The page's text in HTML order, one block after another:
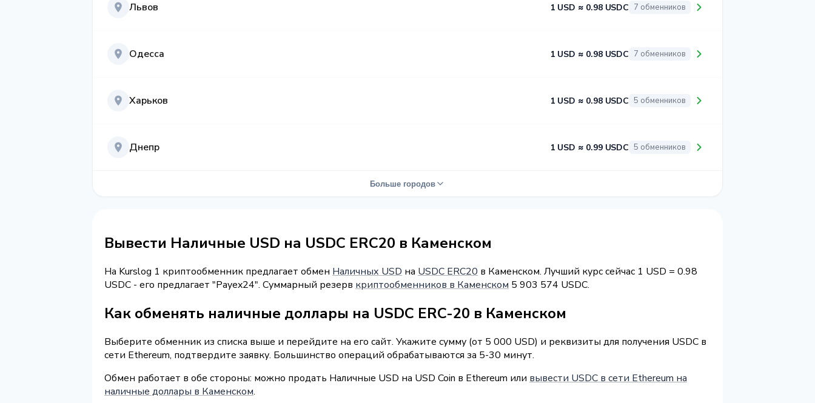
Львов 1 USD ≈ 0.98 USDC 7 обменников
Одесса 1 USD ≈ 0.98 USDC 7 обменников
Харьков 1 USD ≈ 0.98 USDC 5 обменников
Днепр 1 USD ≈ 0.99 USDC 5 обменников
Больше городов
Вывести Наличные USD на USDC ERC20 в Каменском
На Kurslog 1 криптообменник предлагает обмен Наличных USD на USDC ERC20 в Каменском. Лучший курс сейчас 1 USD = 0.98
USDC - его предлагает "Payex24". Суммарный резерв криптообменников в Каменском 5 903 574 USDC.
Как обменять наличные доллары на USDC ERC-20 в Каменском
Выберите обменник из списка выше и перейдите на его сайт. Укажите сумму (от 5 000 USD) и реквизиты для получения USDC в
сети Ethereum, подтвердите заявку. Большинство операций обрабатываются за 5-30 минут.
Обмен работает в обе стороны: можно продать Наличные USD на USD Coin в Ethereum или вывести USDC в сети Ethereum на
наличные доллары в Каменском.